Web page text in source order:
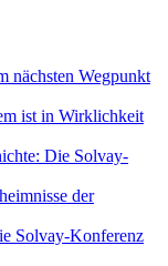
nächsten Wegpunkt
ist in Wirklichkeit
Die Solvay-
der
Solvay-Konferenz